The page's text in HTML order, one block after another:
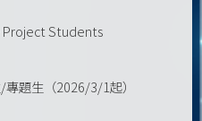
Students
題生（2026/3/1起）